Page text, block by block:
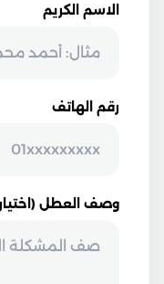
الاسم الكريم
رقم الهاتف
وصف العطل